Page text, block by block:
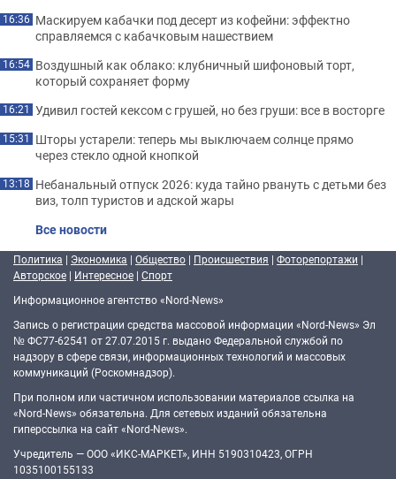
16:36 Маскируем кабачки под десерт из кофейни: эффектно
справляемся с кабачковым нашествием
16:54 Воздушный как облако: клубничный шифоновый торт,
который сохраняет форму
16:21 Удивил гостей кексом с грушей, но без груши: все в восторге
15:31 Шторы устарели: теперь мы выключаем солнце прямо
через стекло одной кнопкой
13:18 Небанальный отпуск 2026: куда тайно рвануть с детьми без
виз, толп туристов и адской жары
Все новости
Политика | Экономика | Общество | Происшествия | Фоторепортажи |
Авторское | Интересное | Спорт
Информационное агентство «Nord-News»
Запись о регистрации средства массовой информации «Nord-News» Эл
№ ФС77-62541 от 27.07.2015 г. выдано Федеральной службой по
надзору в сфере связи, информационных технологий и массовых
коммуникаций (Роскомнадзор).
При полном или частичном использовании материалов ссылка на
«Nord-News» обязательна. Для сетевых изданий обязательна
гиперссылка на сайт «Nord-News».
Учредитель — ООО «ИКС-МАРКЕТ», ИНН 5190310423, ОГРН
1035100155133